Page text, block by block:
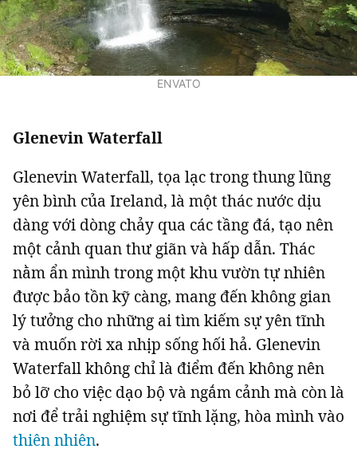
ENVATO
Glenevin Waterfall
Glenevin Waterfall, tọa lạc trong thung lũng
yên bình của Ireland, là một thác nước dịu
dàng với dòng chảy qua các tầng đá, tạo nên
một cảnh quan thư giãn và hấp dẫn. Thác
nằm ẩn mình trong một khu vườn tự nhiên
được bảo tồn kỹ càng, mang đến không gian
lý tưởng cho những ai tìm kiếm sự yên tĩnh
và muốn rời xa nhịp sống hối hả. Glenevin
Waterfall không chỉ là điểm đến không nên
bỏ lỡ cho việc dạo bộ và ngắm cảnh mà còn là
nơi để trải nghiệm sự tĩnh lặng, hòa mình vào
thiên nhiên.